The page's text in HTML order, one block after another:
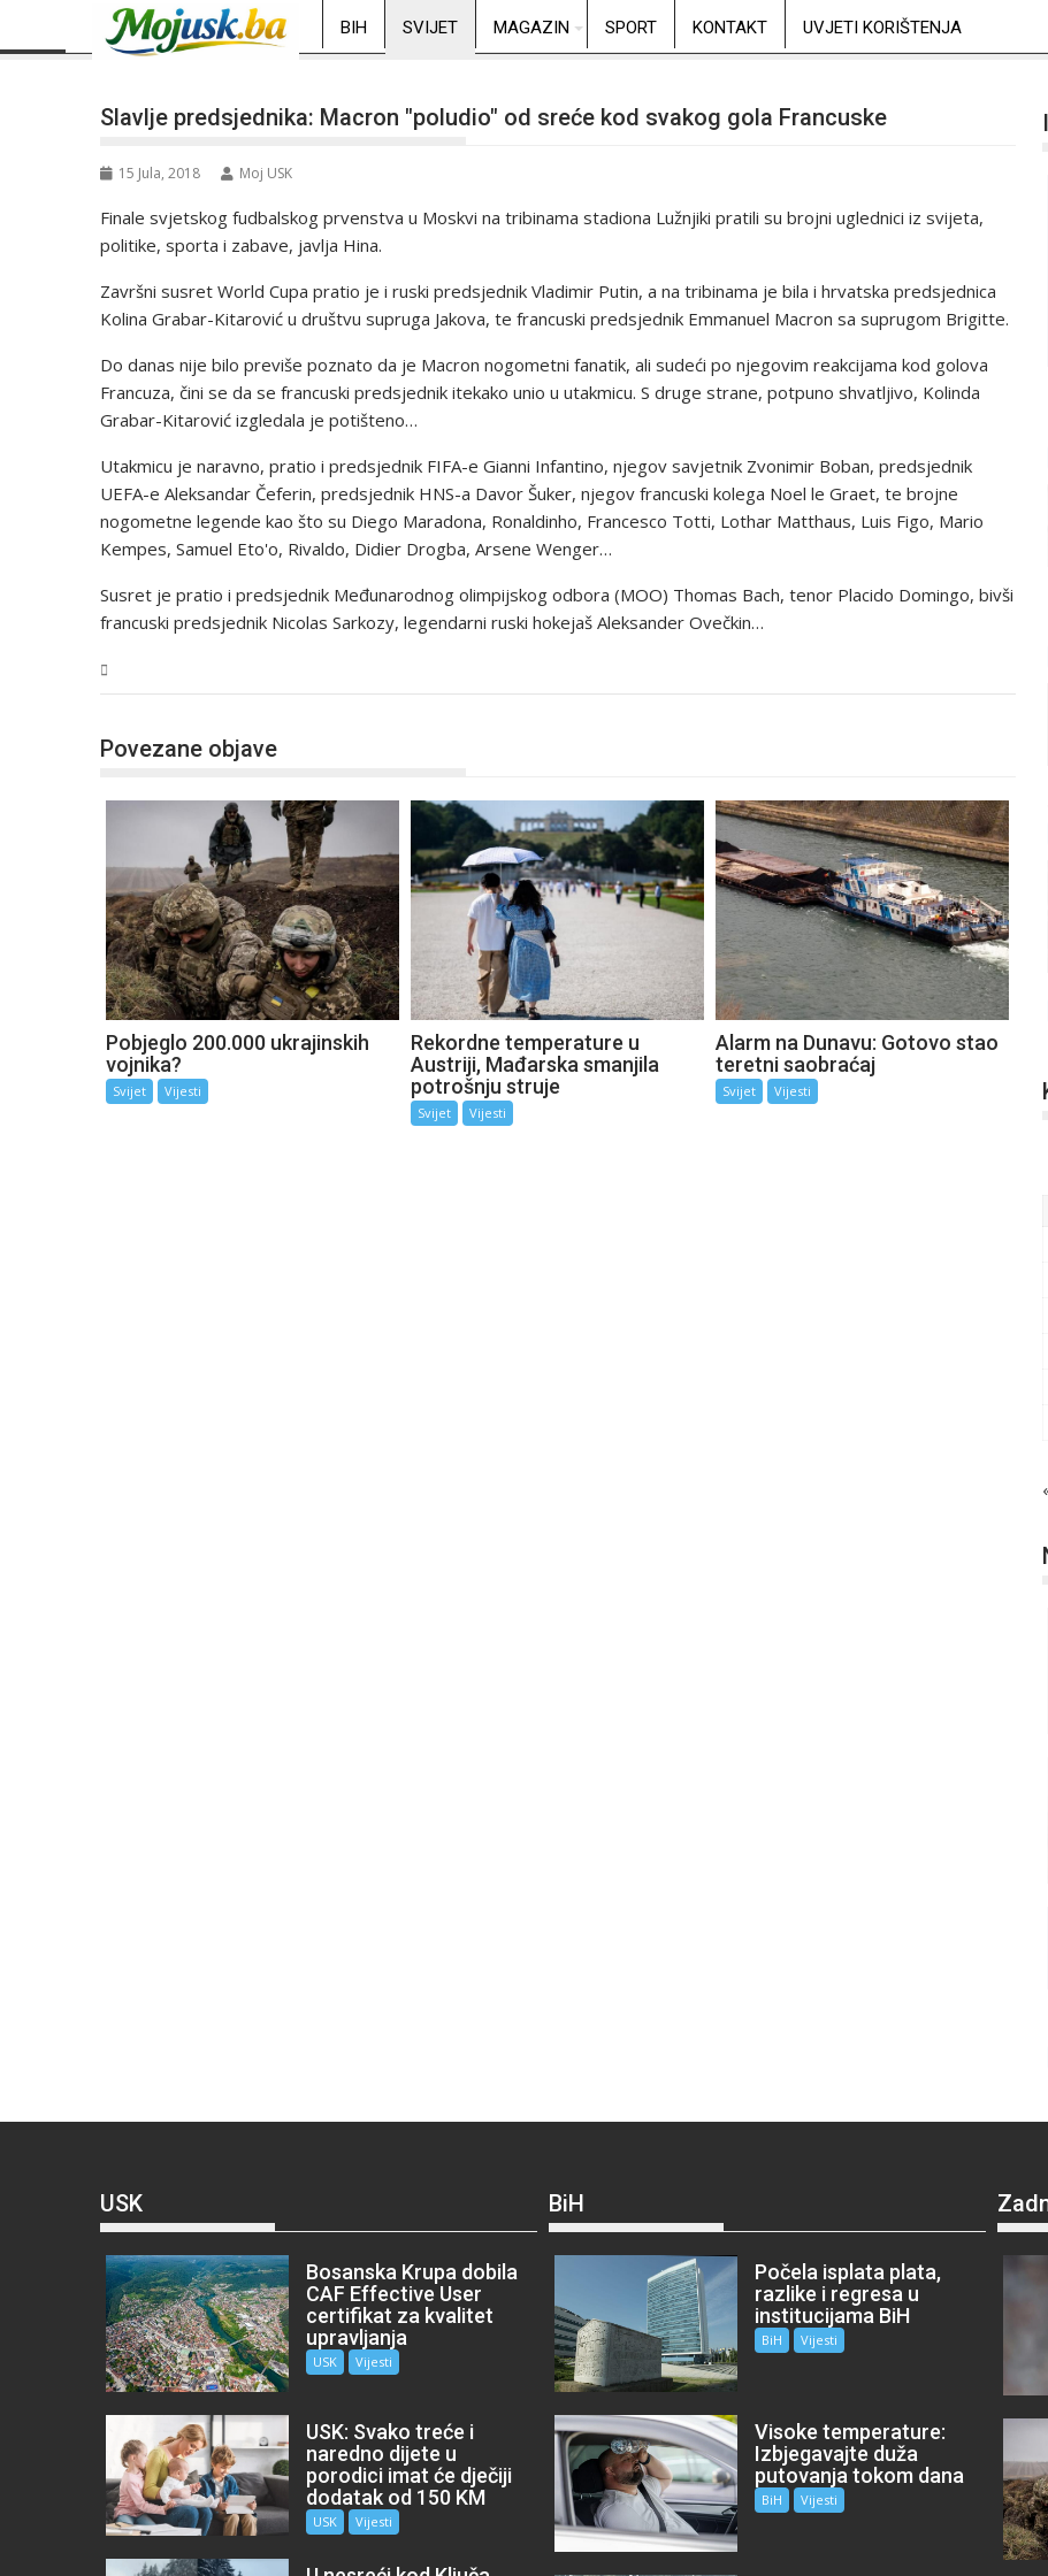
BIH SVIJET MAGAZIN SPORT KONTAKT UVJETI KORIŠTENJA
Slavlje predsjednika: Macron "poludio" od sreće kod svakog gola Francuske
15 Jula, 2018 Moj USK
Finale svjetskog fudbalskog prvenstva u Moskvi na tribinama stadiona Lužnjiki pratili su brojni uglednici iz svijeta,
politike, sporta i zabave, javlja Hina.
Završni susret World Cupa pratio je i ruski predsjednik Vladimir Putin, a na tribinama je bila i hrvatska predsjednica
Kolina Grabar-Kitarović u društvu supruga Jakova, te francuski predsjednik Emmanuel Macron sa suprugom Brigitte.
Do danas nije bilo previše poznato da je Macron nogometni fanatik, ali sudeći po njegovim reakcijama kod golova
Francuza, čini se da se francuski predsjednik itekako unio u utakmicu. S druge strane, potpuno shvatljivo, Kolinda
Grabar-Kitarović izgledala je potišteno…
Utakmicu je naravno, pratio i predsjednik FIFA-e Gianni Infantino, njegov savjetnik Zvonimir Boban, predsjednik
UEFA-e Aleksandar Čeferin, predsjednik HNS-a Davor Šuker, njegov francuski kolega Noel le Graet, te brojne
nogometne legende kao što su Diego Maradona, Ronaldinho, Francesco Totti, Lothar Matthaus, Luis Figo, Mario
Kempes, Samuel Eto'o, Rivaldo, Didier Drogba, Arsene Wenger…
Susret je pratio i predsjednik Međunarodnog olimpijskog odbora (MOO) Thomas Bach, tenor Placido Domingo, bivši
francuski predsjednik Nicolas Sarkozy, legendarni ruski hokejaš Aleksander Ovečkin…
Povezane objave
Pobjeglo 200.000 ukrajinskih
vojnika?
Svijet Vijesti
Rekordne temperature u
Austriji, Mađarska smanjila
potrošnju struje
Svijet Vijesti
Alarm na Dunavu: Gotovo stao
teretni saobraćaj
Svijet Vijesti
USK
Bosanska Krupa dobila
CAF Effective User
certifikat za kvalitet
upravljanja
USK Vijesti
USK: Svako treće i
naredno dijete u
porodici imat će dječiji
dodatak od 150 KM
USK Vijesti
BiH
Počela isplata plata,
razlike i regresa u
institucijama BiH
BiH Vijesti
Visoke temperature:
Izbjegavajte duža
putovanja tokom dana
BiH Vijesti